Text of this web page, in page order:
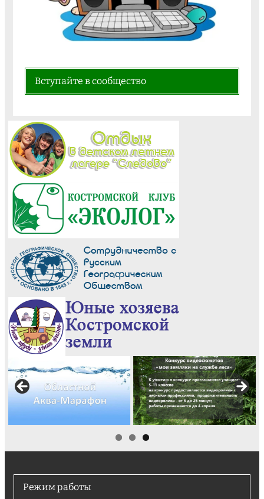
Вступайте в сообщество
Режим работы